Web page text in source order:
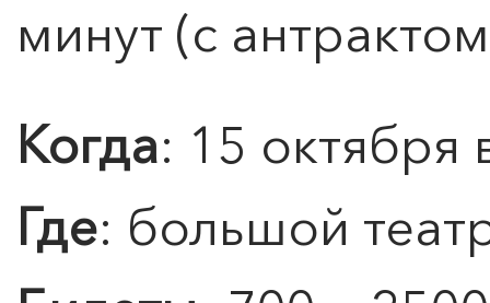
минут (с
Когда: 15 октября
Где: большой
">
ЧТО ЗНАЕТ О ЛЮБВИ